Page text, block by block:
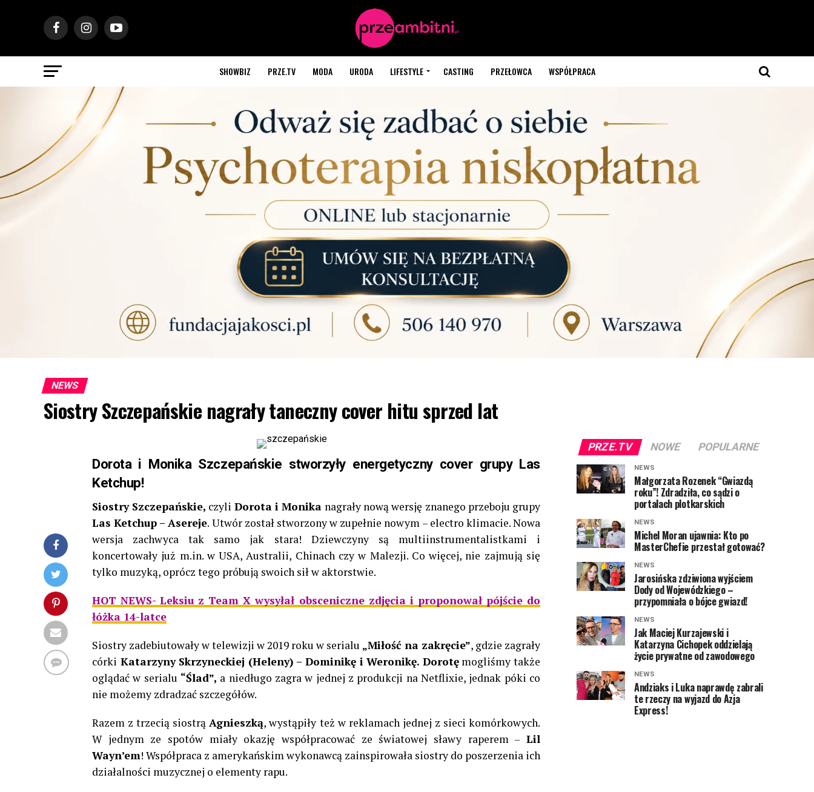
SHOWBIZ PRZE.TV MODA URODA LIFESTYLE CASTING PRZEŁOWCA WSPÓŁPRACA
NEWS
Siostry Szczepańskie nagrały taneczny cover hitu sprzed lat
Dorota i Monika Szczepańskie stworzyły energetyczny cover grupy Las
Ketchup!
Siostry Szczepańskie, czyli Dorota i Monika nagrały nową wersję znanego przeboju grupy
Las Ketchup – Asereje. Utwór został stworzony w zupełnie nowym – electro klimacie. Nowa
wersja zachwyca tak samo jak stara! Dziewczyny są multiinstrumentalistkami i
koncertowały już m.in. w USA, Australii, Chinach czy w Malezji. Co więcej, nie zajmują się
tylko muzyką, oprócz tego próbują swoich sił w aktorstwie.
HOT NEWS- Leksiu z Team X wysyłał obsceniczne zdjęcia i proponował pójście do
łóżka 14-latce
Siostry zadebiutowały w telewizji w 2019 roku w serialu „Miłość na zakręcie”, gdzie zagrały
córki Katarzyny Skrzyneckiej (Heleny) – Dominikę i Weronikę. Dorotęmogliśmy także
oglądać w serialu “Ślad”, a niedługo zagra w jednej z produkcji na Netflixie, jednak póki co
nie możemy zdradzać szczegółów.
Razem z trzecią siostrą Agnieszką, wystąpiły też w reklamach jednej z sieci komórkowych.
W jednym ze spotów miały okazję współpracować ze światowej sławy raperem – Lil
Wayn’em! Współpraca z amerykańskim wykonawcą zainspirowała siostry do poszerzenia ich
działalności muzycznej o elementy rapu.
PRZE.TV NOWE POPULARNE
NEWS
Małgorzata Rozenek “Gwiazdą
roku”! Zdradziła, co sądzi o
portalach plotkarskich
NEWS
Michel Moran ujawnia: Kto po
MasterChefie przestał gotować?
NEWS
Jarosińska zdziwiona wyjściem
Dody od Wojewódzkiego –
przypomniała o bójce gwiazd!
NEWS
Jak Maciej Kurzajewski i
Katarzyna Cichopek oddzielają
życie prywatne od zawodowego
NEWS
Andziaks i Luka naprawdę zabrali
te rzeczy na wyjazd do Azja
Express!